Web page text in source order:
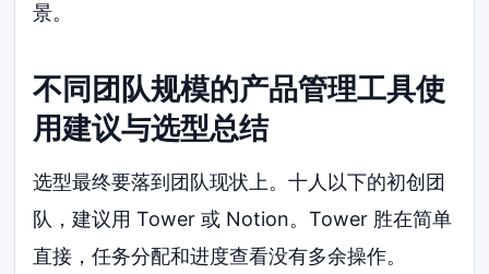
景。
不同团队规模的产品管理工具使
用建议与选型总结
选型最终要落到团队现状上。十人以下的初创团
队，建议用 Tower 或 Notion。Tower 胜在简单
直接，任务分配和进度查看没有多余操作。